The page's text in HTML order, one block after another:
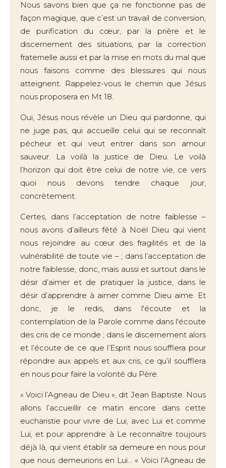
Nous savons bien que ça ne fonctionne pas de
façon magique, que c’est un travail de conversion,
de purification du cœur, par la prière et le
discernement des situations, par la correction
fraternelle aussi et par la mise en mots du mal que
nous faisons comme des blessures qui nous
atteignent. Rappelez-vous le chemin que Jésus
nous proposera en Mt 18.
Oui, Jésus nous révèle un Dieu qui pardonne, qui
ne juge pas, qui accueille celui qui se reconnaît
pécheur et qui veut entrer dans son amour
sauveur. La voilà la justice de Dieu. Le voilà
l’horizon qui doit être celui de notre vie, ce vers
quoi nous devons tendre chaque jour,
concrètement.
Certes, dans l’acceptation de notre faiblesse –
nous avons d’ailleurs fêté à Noël Dieu qui vient
nous rejoindre au cœur des fragilités et de la
vulnérabilité de toute vie – ; dans l’acceptation de
notre faiblesse, donc, mais aussi et surtout dans le
désir d’aimer et de pratiquer la justice, dans le
désir d’apprendre à aimer comme Dieu aime. Et
donc, je le redis, dans l'écoute et la
contemplation de la Parole comme dans l'écoute
des cris de ce monde ; dans le discernement alors
et l’écoute de ce que l’Esprit nous soufflera pour
répondre aux appels et aux cris, ce qu’il soufflera
en nous pour faire la volonté du Père.
« Voici l’Agneau de Dieu », dit Jean Baptiste. Nous
allons l’accueillir ce matin encore dans cette
eucharistie pour vivre de Lui, avec Lui et comme
Lui, et pour apprendre à Le reconnaître toujours
déjà là, qui vient établir sa demeure en nous pour
que nous demeurions en Lui… « Voici l’Agneau de